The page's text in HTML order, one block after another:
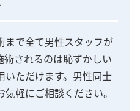
まで全て男性スタッフが
されるのは恥ずかしい
ただけます。男性同士
軽にご相談ください。